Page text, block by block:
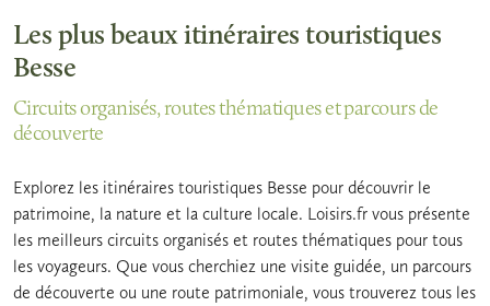
Les plus beaux itinéraires touristiques
Besse
Circuits organisés, routes thématiques et parcours de
découverte
Explorez les itinéraires touristiques Besse pour découvrir le
patrimoine, la nature et la culture locale. Loisirs.fr vous présente
les meilleurs circuits organisés et routes thématiques pour tous
les voyageurs. Que vous cherchiez une visite guidée, un parcours
de découverte ou une route patrimoniale, vous trouverez tous les